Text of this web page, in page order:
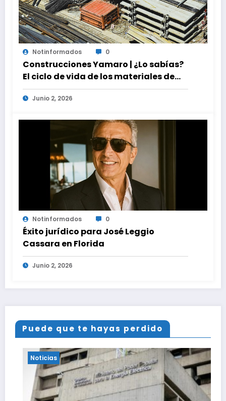
Notinformados 0
Construcciones Yamaro | ¿Lo sabías?
El ciclo de vida de los materiales de
construcción revoluciona eficiencia
en proyectos modernos
Junio 2, 2026
Notinformados 0
Éxito jurídico para José Leggio
Cassara en Florida
Junio 2, 2026
Puede que te hayas perdido
Noticias